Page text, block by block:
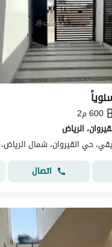
600 م2
الرياض
حي القيروان، شمال
اتصال